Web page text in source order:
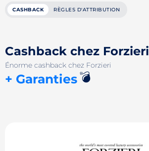
CASHBACK RÈGLES D'ATTRIBUTION
Cashback chez Forzieri
Énorme cashback chez Forzieri
+ Garanties💣